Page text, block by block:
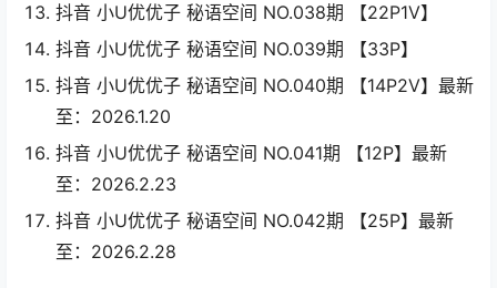
抖音 小U优优子 秘语空间 NO.038期 【22P1V】
抖音 小U优优子 秘语空间 NO.039期 【33P】
抖音 小U优优子 秘语空间 NO.040期 【14P2V】最新
至：2026.1.20
抖音 小U优优子 秘语空间 NO.041期 【12P】最新
至：2026.2.23
抖音 小U优优子 秘语空间 NO.042期 【25P】最新
至：2026.2.28